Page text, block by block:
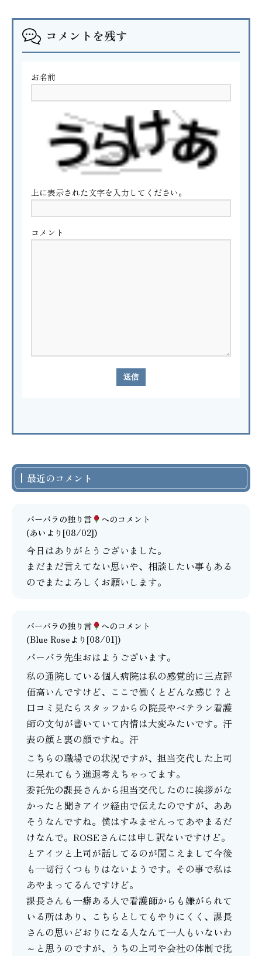
コメントを残す
お名前
上に表示された文字を入力してください。
コメント
最近のコメント
バーバラの独り言
へのコメント
(あいより[08/02])
今日はありがとうございました。
まだまだ言えてない思いや、相談したい事もある
のでまたよろしくお願いします。
バーバラの独り言
へのコメント
(Blue Roseより[08/01])
バーバラ先生おはようございます。
私の通院している個人病院は私の感覚的に三点評
価高いんですけど、ここで働くとどんな感じ？と
口コミ見たらスタッフからの院長やベテラン看護
師の文句が書いていて内情は大変みたいです。汗
表の顔と裏の顔ですね。汗
こちらの職場での状況ですが、担当交代した上司
に呆れてもう進退考えちゃってます。
委託先の課長さんから担当交代したのに挨拶がな
かったと聞きアイツ経由で伝えたのですが、ああ
そうなんですね。僕はすみませんってあやまるだ
けなんで。ROSEさんには申し訳ないですけど。
とアイツと上司が話してるのが聞こえまして今後
も一切行くつもりはないようです。その事で私は
あやまってるんですけど。
課長さんも一癖ある人で看護師からも嫌がられて
いる所はあり、こちらとしてもやりにくく、課長
さんの思いどおりになる人なんて一人もいないわ
～と思うのですが、うちの上司や会社の体制で批